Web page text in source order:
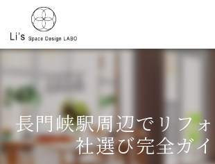
長門峡駅周辺でリフ
社選び完全ガ